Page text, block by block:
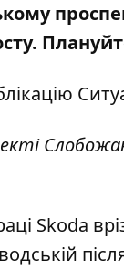
Skoda